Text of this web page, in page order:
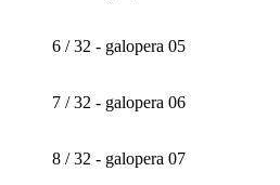
6 / 32 - galopera 05
7 / 32 - galopera 06
8 / 32 - galopera 07